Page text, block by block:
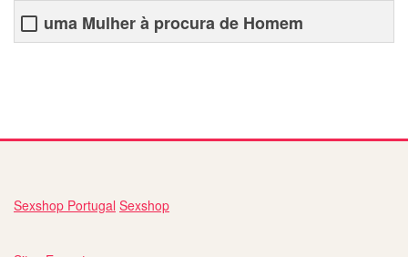
uma Mulher à procura de Homem
Sexshop Portugal Sexshop